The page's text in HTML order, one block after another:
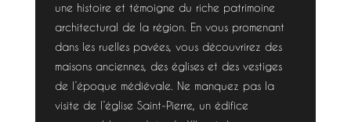
une histoire et témoigne du riche patrimoine
architectural de la région. En vous promenant
dans les ruelles pavées, vous découvrirez des
maisons anciennes, des églises et des vestiges
de l’époque médiévale. Ne manquez pas la
visite de l’église Saint-Pierre, un édifice